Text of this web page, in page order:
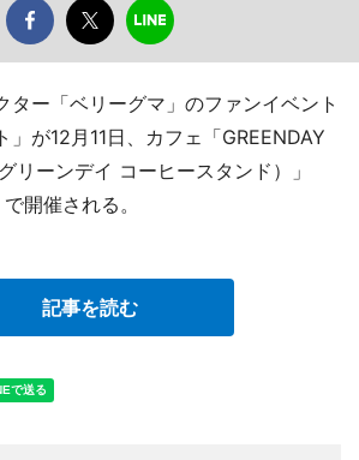
ター「ベリーグマ」のファンイベント
」が12月11日、カフェ「GREENDAY
リーンデイ コーヒースタンド）」
開催される。
記事を読む